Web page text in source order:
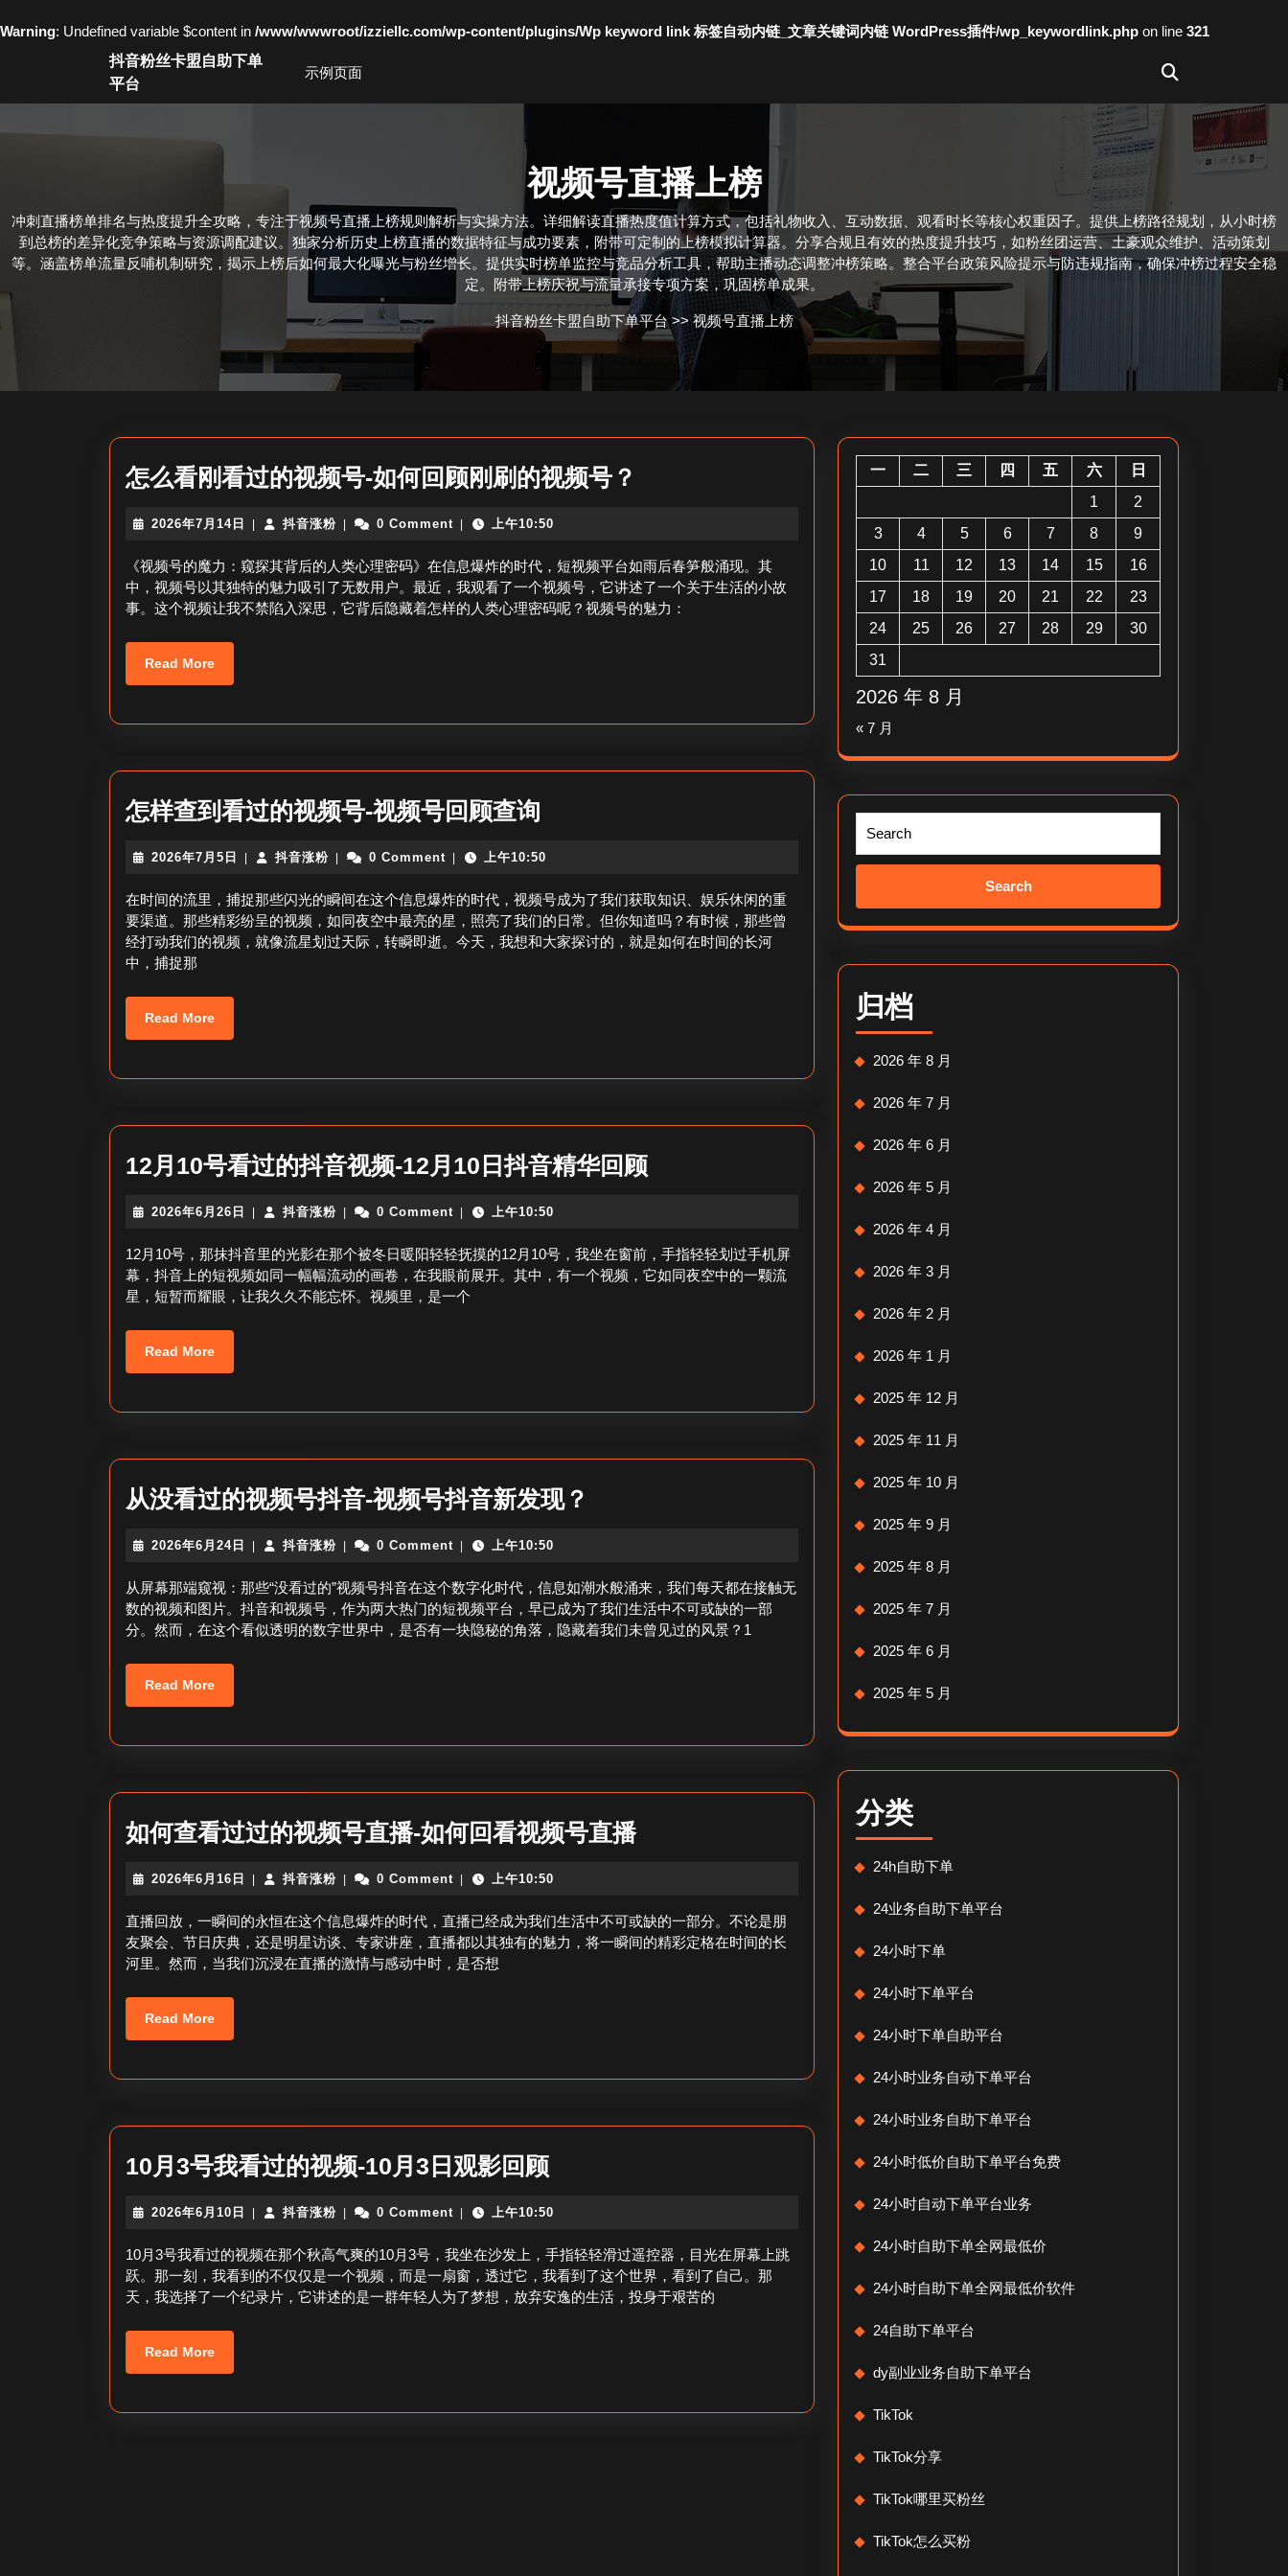
Warning: Undefined variable $content in /www/wwwroot/izziellc.com/wp-content/plugins/Wp keyword link 标签自动内链_文章关键词内链 WordPress插件/wp_keywordlink.php on line 321
抖音粉丝卡盟自助下单
平台
示例页面
视频号直播上榜
冲刺直播榜单排名与热度提升全攻略，专注于视频号直播上榜规则解析与实操方法。详细解读直播热度值计算方式，包括礼物收入、互动数据、观看时长等核心权重因子。提供上榜路径规划，从小时榜
到总榜的差异化竞争策略与资源调配建议。独家分析历史上榜直播的数据特征与成功要素，附带可定制的上榜模拟计算器。分享合规且有效的热度提升技巧，如粉丝团运营、土豪观众维护、活动策划
等。涵盖榜单流量反哺机制研究，揭示上榜后如何最大化曝光与粉丝增长。提供实时榜单监控与竞品分析工具，帮助主播动态调整冲榜策略。整合平台政策风险提示与防违规指南，确保冲榜过程安全稳
定。附带上榜庆祝与流量承接专项方案，巩固榜单成果。
抖音粉丝卡盟自助下单平台>> 视频号直播上榜
怎么看刚看过的视频号-如何回顾刚刷的视频号？
刚
看
过
如
刷
的
2026年7月14日
2026
7
月
14
日
抖音涨粉抖
涨
粉
0 Comment 上午10:50
《视频号的魔力：窥探其背后的人类心理密码》在信息爆炸的时代，短视频平台如雨后春笋般涌现。其
中，视频号以其独特的魅力吸引了无数用户。最近，我观看了一个视频号，它讲述了一个关于生活的小故
事。这个视频让我不禁陷入深思，它背后隐藏着怎样的人类心理密码呢？视频号的魅力：
Read MoreRead
More
怎样查到看过的视频号-视频号回顾查询
查
到
看
过
频
号
回
顾
查
询
2026年7月5日
2026
7
月
5
日
抖音涨粉抖
涨
粉
0 Comment 上午10:50
在时间的流里，捕捉那些闪光的瞬间在这个信息爆炸的时代，视频号成为了我们获取知识、娱乐休闲的重
要渠道。那些精彩纷呈的视频，如同夜空中最亮的星，照亮了我们的日常。但你知道吗？有时候，那些曾
经打动我们的视频，就像流星划过天际，转瞬即逝。今天，我想和大家探讨的，就是如何在时间的长河
中，捕捉那
Read MoreRead
More
12月10号看过的抖音视频-12月10日抖音精华回顾12
号
看
频-12
音
精
2026年6月26日
2026
6
月
26
日
抖音涨粉抖
涨
粉
0 Comment 上午10:50
12月10号，那抹抖音里的光影在那个被冬日暖阳轻轻抚摸的12月10号，我坐在窗前，手指轻轻划过手机屏
幕，抖音上的短视频如同一幅幅流动的画卷，在我眼前展开。其中，有一个视频，它如同夜空中的一颗流
星，短暂而耀眼，让我久久不能忘怀。视频里，是一个
Read MoreRead
More
从没看过的视频号抖音-视频号抖音新发现？
过
的
视
视
频
号
新
发
2026年6月24日
2026
6
月
24
日
抖音涨粉抖
涨
粉
0 Comment 上午10:50
从屏幕那端窥视：那些“没看过的”视频号抖音在这个数字化时代，信息如潮水般涌来，我们每天都在接触无
数的视频和图片。抖音和视频号，作为两大热门的短视频平台，早已成为了我们生活中不可或缺的一部
分。然而，在这个看似透明的数字世界中，是否有一块隐秘的角落，隐藏着我们未曾见过的风景？1
Read MoreRead
More
如何查看过过的视频号直播-如何回看视频号直播如
看
过
直
看
视
播
2026年6月16日
2026
6
月
16
日
抖音涨粉抖
涨
粉
0 Comment 上午10:50
直播回放，一瞬间的永恒在这个信息爆炸的时代，直播已经成为我们生活中不可或缺的一部分。不论是朋
友聚会、节日庆典，还是明星访谈、专家讲座，直播都以其独有的魅力，将一瞬间的精彩定格在时间的长
河里。然而，当我们沉浸在直播的激情与感动中时，是否想
Read MoreRead
More
10月3号我看过的视频-10月3日观影回顾10
3
号
我
看
2026年6月10日
2026
6
月
10
日
抖音涨粉抖
涨
粉
0 Comment 上午10:50
10月3号我看过的视频在那个秋高气爽的10月3号，我坐在沙发上，手指轻轻滑过遥控器，目光在屏幕上跳
跃。那一刻，我看到的不仅仅是一个视频，而是一扇窗，透过它，我看到了这个世界，看到了自己。那
天，我选择了一个纪录片，它讲述的是一群年轻人为了梦想，放弃安逸的生活，投身于艰苦的
Read MoreRead
More
2026 年 8 月
一 二 三 四 五 六
日
1
2
3
4 5 6 7 8
9
10
11 12 13 14 15
16
17
18 19 20 21 22
23
24
25 26 27 28 29
30
31
« 7 月
Search
归档
2026 年 8 月
2026 年 7 月
2026 年 6 月
2026 年 5 月
2026 年 4 月
2026 年 3 月
2026 年 2 月
2026 年 1 月
2025 年 12 月
2025 年 11 月
2025 年 10 月
2025 年 9 月
2025 年 8 月
2025 年 7 月
2025 年 6 月
2025 年 5 月
分类
24h自助下单
24业务自助下单平台
24小时下单
24小时下单平台
24小时下单自助平台
24小时业务自动下单平台
24小时业务自助下单平台
24小时低价自助下单平台免费
24小时自动下单平台业务
24小时自助下单全网最低价
24小时自助下单全网最低价软件
24自助下单平台
dy副业业务自助下单平台
TikTok
TikTok分享
TikTok哪里买粉丝
TikTok怎么买粉